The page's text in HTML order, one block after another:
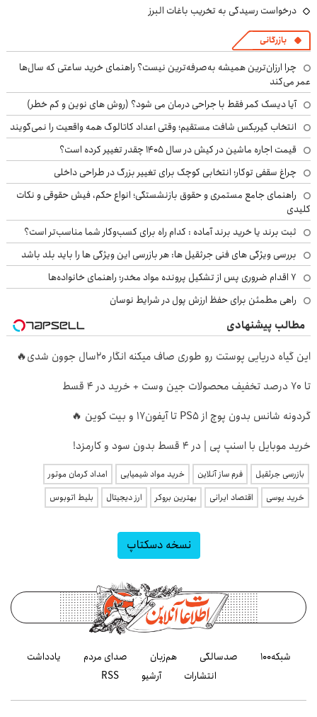
درخواست رسیدگی به تخریب باغات البرز
بازرگانی
چرا ارزان‌ترین همیشه به‌صرفه‌ترین نیست؟ راهنمای خرید ساعتی که سال‌ها
عمر می‌کند
آیا دیسک کمر فقط با جراحی درمان می شود؟ (روش های نوین و کم خطر)
انتخاب گیربکس شافت مستقیم؛ وقتی اعداد کاتالوگ همه واقعیت را نمی‌گویند
قیمت اجاره ماشین در کیش در سال ۱۴۰۵ چقدر تغییر کرده است؟
چراغ سقفی توکار؛ انتخابی کوچک برای تغییر بزرگ در طراحی داخلی
راهنمای جامع مستمری و حقوق بازنشستگی؛ انواع حکم، فیش حقوقی و نکات
کلیدی
ثبت برند یا خرید برند آماده : کدام راه برای کسب‌وکار شما مناسب‌تر است؟
بررسی ویژگی های فنی جرثقیل ها: هر بازرسی این ویژگی ها را باید بلد باشد
۷ اقدام ضروری پس از تشکیل پرونده مواد مخدر؛ راهنمای خانواده‌ها
راهی مطمئن برای حفظ ارزش پول در شرایط نوسان
مطالب پیشنهادی
این گیاه دریایی پوستت رو طوری صاف میکنه انگار 20سال جوون شدی🔥
تا 70 درصد تخفیف محصولات جین وست + خرید در 4 قسط
گردونه شانس بدون پوچ از PS5 تا آیفون17 و بیت کوین 🔥
خرید موبایل با اسنپ پی | در ۴ قسط بدون سود و کارمزد!
بازرسی جرثقیل فرم ساز آنلاین خرید مواد شیمیایی
امداد کرمان موتور
خرید یوسی
اقتصاد ایرانی بهترین بروکر ارز دیجیتال بلیط اتوبوس
نسخه دسکتاپ
شبکه۱۰۰ صدسالگی هم‌زبان صدای مردم
یادداشت
انتشارات
آرشیو RSS